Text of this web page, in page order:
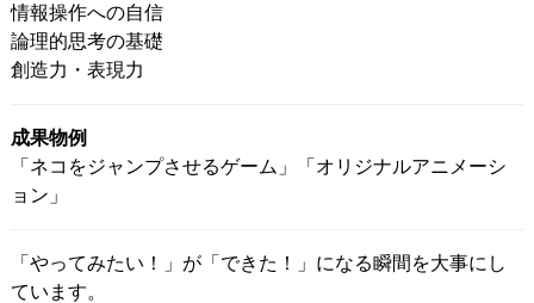
情報操作への自信
論理的思考の基礎
創造力・表現力
成果物例
「ネコをジャンプさせるゲーム」「オリジナルアニメーシ
ョン」
「やってみたい！」が「できた！」になる瞬間を大事にし
ています。